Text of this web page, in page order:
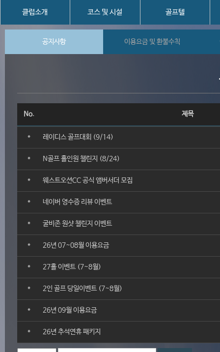
클럽소개 코스 및 시설 골프텔
공지사항 이용요금 및 환불수칙
No. 제목
* 레이디스 골프대회 (9/14)
* N골프 홀인원 챌린지 (8/24)
* 웨스트오션CC 공식 앰버서더 모집
* 네이버 영수증 리뷰 이벤트
* 굴비존 원샷 챌린지 이벤트
* 26년 07~08월 이용요금
* 27홀 이벤트 (7~8월)
* 2인 골프 당일이벤트 (7~8월)
* 26년 09월 이용요금
* 26년 추석연휴 패키지